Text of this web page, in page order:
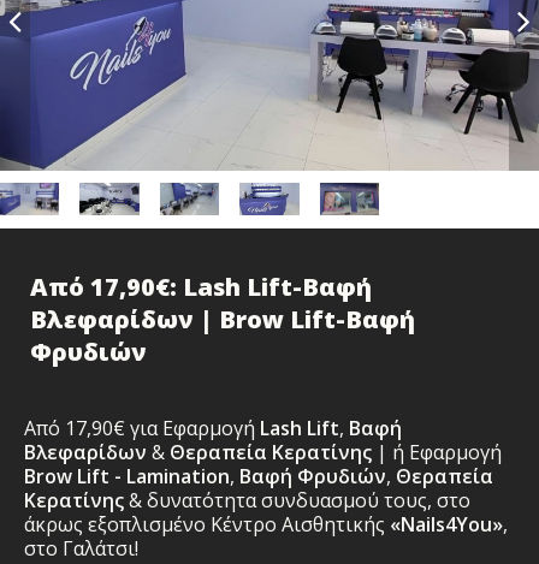
Από 17,90€: Lash Lift-Βαφή
Βλεφαρίδων | Brow Lift-Βαφή
Φρυδιών
Από 17,90€ για Εφαρμογή Lash Lift, Βαφή
Βλεφαρίδων & Θεραπεία Κερατίνης | ή Εφαρμογή
Brow Lift - Lamination, Βαφή Φρυδιών, Θεραπεία
Κερατίνης& δυνατότητα συνδυασμού τους, στο
άκρως εξοπλισμένο Κέντρο Αισθητικής «Nails4You»,
στο Γαλάτσι!